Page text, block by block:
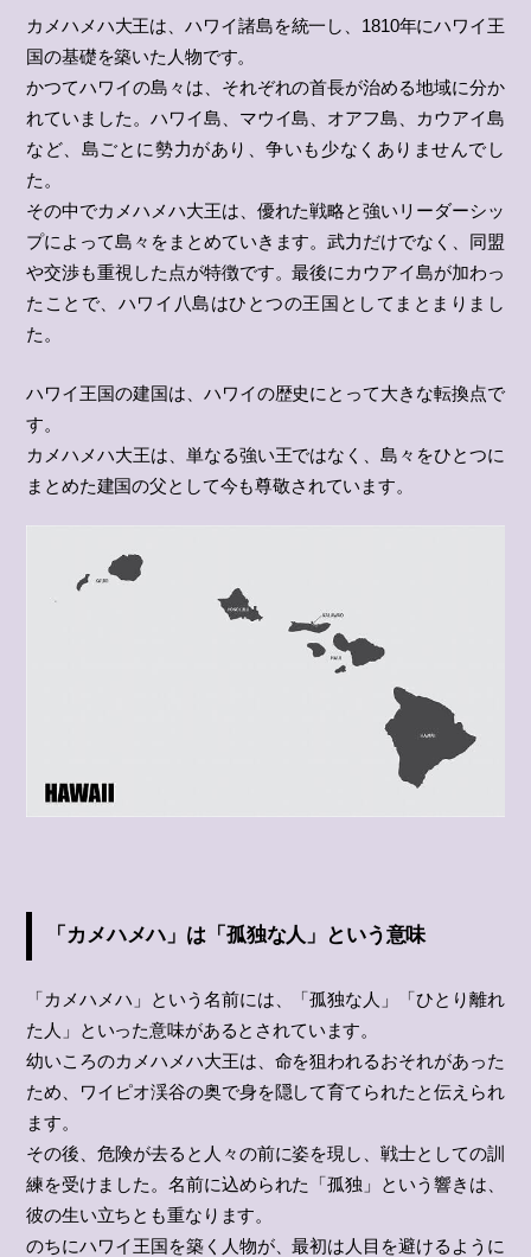
カメハメハ大王は、ハワイ諸島を統一し、1810年にハワイ王
国の基礎を築いた人物です。
かつてハワイの島々は、それぞれの首長が治める地域に分か
れていました。ハワイ島、マウイ島、オアフ島、カウアイ島
など、島ごとに勢力があり、争いも少なくありませんでし
た。
その中でカメハメハ大王は、優れた戦略と強いリーダーシッ
プによって島々をまとめていきます。武力だけでなく、同盟
や交渉も重視した点が特徴です。最後にカウアイ島が加わっ
たことで、ハワイ八島はひとつの王国としてまとまりまし
た。
ハワイ王国の建国は、ハワイの歴史にとって大きな転換点で
す。
カメハメハ大王は、単なる強い王ではなく、島々をひとつに
まとめた建国の父として今も尊敬されています。
「カメハメハ」は「孤独な人」という意味
「カメハメハ」という名前には、「孤独な人」「ひとり離れ
た人」といった意味があるとされています。
幼いころのカメハメハ大王は、命を狙われるおそれがあった
ため、ワイピオ渓谷の奥で身を隠して育てられたと伝えられ
ます。
その後、危険が去ると人々の前に姿を現し、戦士としての訓
練を受けました。名前に込められた「孤独」という響きは、
彼の生い立ちとも重なります。
のちにハワイ王国を築く人物が、最初は人目を避けるように